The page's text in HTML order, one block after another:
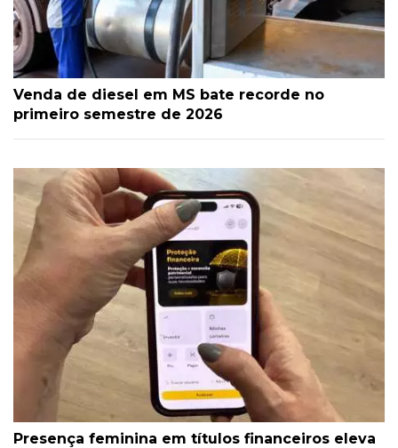
Venda de diesel em MS bate recorde no
primeiro semestre de 2026
Presença feminina em títulos financeiros eleva